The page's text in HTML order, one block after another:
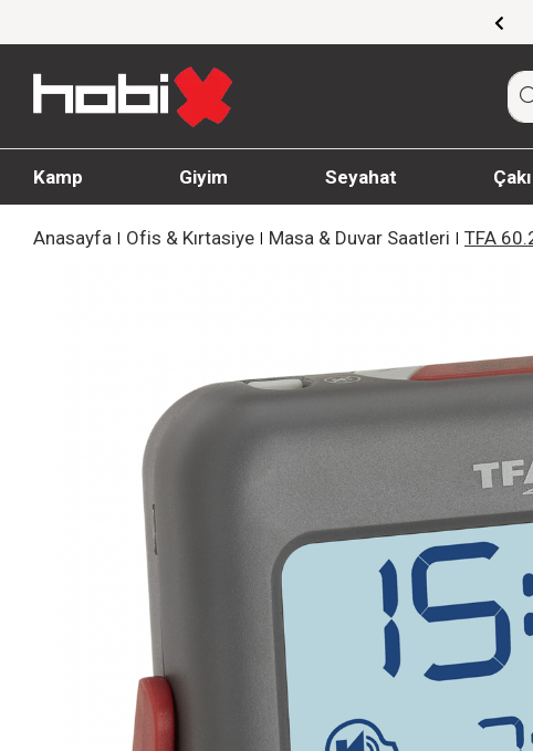
Kamp Giyim Seyahat
Anasayfa Ofis & Kırtasiye Masa & Duvar Saatleri TFA